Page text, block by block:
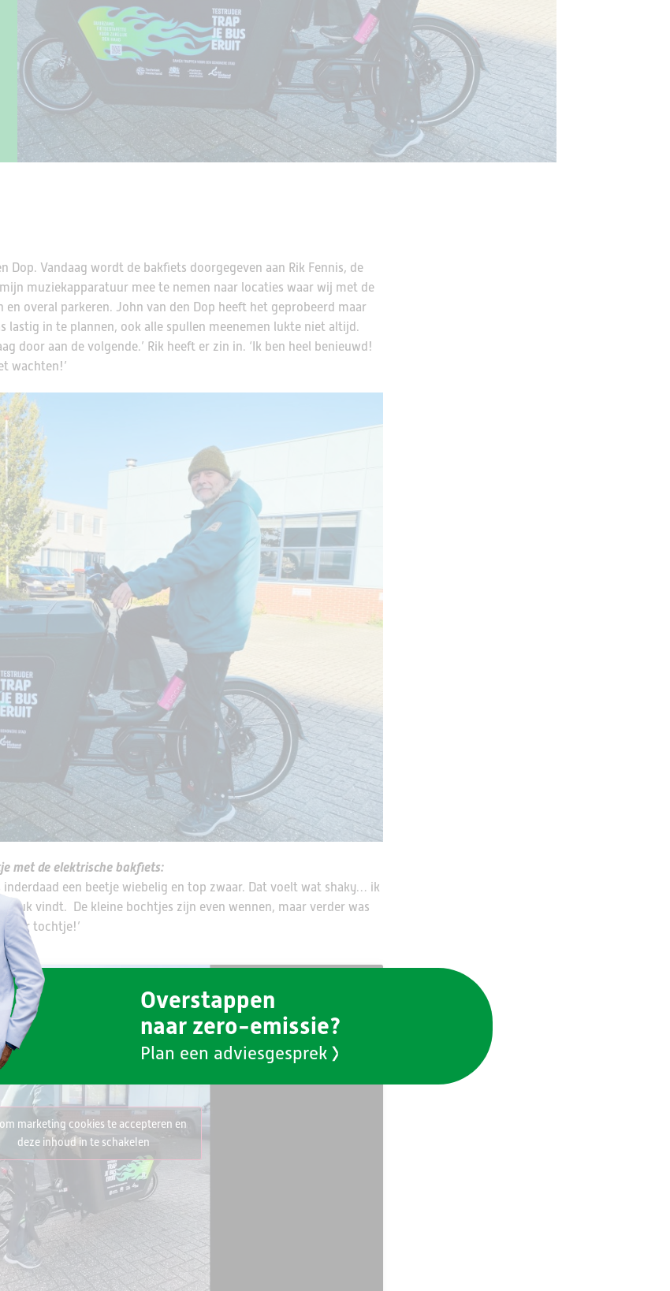
Dop. Vandaag wordt de bakfiets doorgegeven aan Rik Fennis, de
muziekapparatuur mee te nemen naar locaties waar wij met de
en overal parkeren. John van den Dop heeft het geprobeerd maar
lastig in te plannen, ook alle spullen meenemen lukte niet altijd.
door aan de volgende.’ Rik heeft er zin in. ‘Ik ben heel benieuwd!
wachten!’
met de elektrische bakfiets:
een beetje wiebelig en top zwaar. Dat voelt wat shaky… ik
leuk vindt. De kleine bochtjes zijn even wennen, maar verder was
tochtje!’
marketing cookies te accepteren en
deze inhoud in te schakelen
Overstappen
naar zero-emissie?
Plan een adviesgesprek